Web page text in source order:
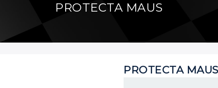
PROTECTA MAUS
PROTECTA MAUS